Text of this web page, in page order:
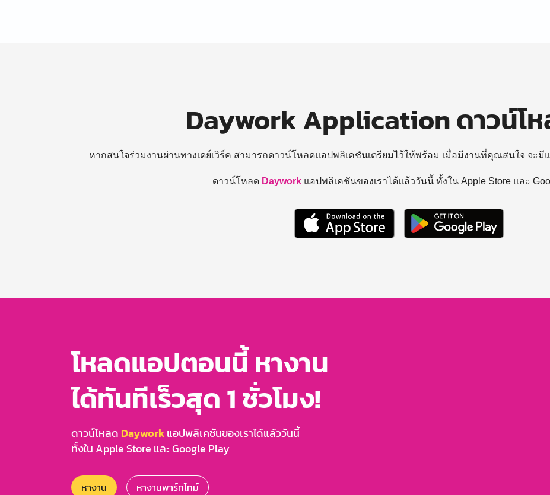
Daywork Application ดาวน์โ
หากสนใจร่วมงานผ่านทางเดย์เวิร์ค สามารถดาวน์โหลดแอปพลิเคชันเตรียมไว้ให้พร้อม เมื่อมีงานที่คุณสนใจ จะมี
ดาวน์โหลด Daywork แอปพลิเคชันของเราได้แล้ววันนี้ ทั้งใน Apple Store และ
โหลดแอปตอนนี้ หางาน
ได้ทันทีเร็วสุด 1 ชั่วโมง!
ดาวน์โหลด Dayworkแอปพลิเคชันของเราได้แล้ววันนี้
ทั้งใน Apple Store และ Google Play
หางาน หางานพาร์ทไทม์